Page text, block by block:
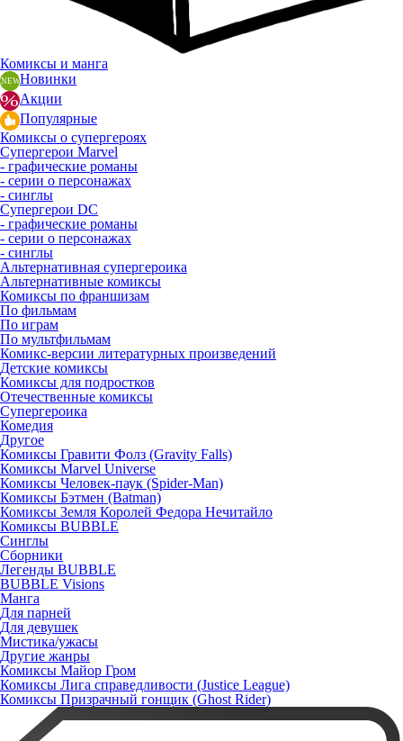
Комиксы и манга
Новинки
Акции
Популярные
Комиксы о супергероях
Супергерои Marvel
- графические романы
- серии о персонажах
- синглы
Супергерои DC
- графические романы
- серии о персонажах
- синглы
Альтернативная супергероика
Альтернативные комиксы
Комиксы по франшизам
По фильмам
По играм
По мультфильмам
Комикс-версии литературных произведений
Детские комиксы
Комиксы для подростков
Отечественные комиксы
Супергероика
Комедия
Другое
Комиксы Гравити Фолз (Gravity Falls)
Комиксы Marvel Universe
Комиксы Человек-паук (Spider-Man)
Комиксы Бэтмен (Batman)
Комиксы Земля Королей Федора Нечитайло
Комиксы BUBBLE
Синглы
Сборники
Легенды BUBBLE
BUBBLE Visions
Манга
Для парней
Для девушек
Мистика/ужасы
Другие жанры
Комиксы Майор Гром
Комиксы Лига справедливости (Justice League)
Комиксы Призрачный гонщик (Ghost Rider)